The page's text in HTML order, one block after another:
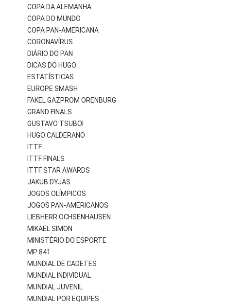
COPA DA ALEMANHA
COPA DO MUNDO
COPA PAN-AMERICANA
CORONAVÍRUS
DIÁRIO DO PAN
DICAS DO HUGO
ESTATÍSTICAS
EUROPE SMASH
FAKEL GAZPROM ORENBURG
GRAND FINALS
GUSTAVO TSUBOI
HUGO CALDERANO
ITTF
ITTF FINALS
ITTF STAR AWARDS
JAKUB DYJAS
JOGOS OLÍMPICOS
JOGOS PAN-AMERICANOS
LIEBHERR OCHSENHAUSEN
MIKAEL SIMON
MINISTÉRIO DO ESPORTE
MP 841
MUNDIAL DE CADETES
MUNDIAL INDIVIDUAL
MUNDIAL JUVENIL
MUNDIAL POR EQUIPES